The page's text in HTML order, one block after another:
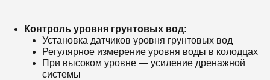
Контроль уровня грунтовых вод:
Установка датчиков уровня грунтовых вод
Регулярное измерение уровня воды в колодцах
При высоком уровне — усиление дренажной
системы